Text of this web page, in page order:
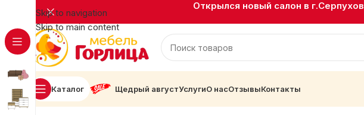
Skip to navigation
Skip to main content
Открылся новый салон в г.Серпухов
Каталог Щедрый августУслугиО насОтзывыКонтакты
Главная Мягкая мебель